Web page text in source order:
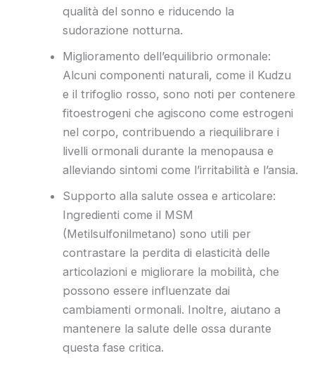
qualità del sonno e riducendo la
sudorazione notturna.
Miglioramento dell’equilibrio ormonale:
Alcuni componenti naturali, come il Kudzu
e il trifoglio rosso, sono noti per contenere
fitoestrogeni che agiscono come estrogeni
nel corpo, contribuendo a riequilibrare i
livelli ormonali durante la menopausa e
alleviando sintomi come l’irritabilità e l’ansia.
Supporto alla salute ossea e articolare:
Ingredienti come il MSM
(Metilsulfonilmetano) sono utili per
contrastare la perdita di elasticità delle
articolazioni e migliorare la mobilità, che
possono essere influenzate dai
cambiamenti ormonali. Inoltre, aiutano a
mantenere la salute delle ossa durante
questa fase critica.